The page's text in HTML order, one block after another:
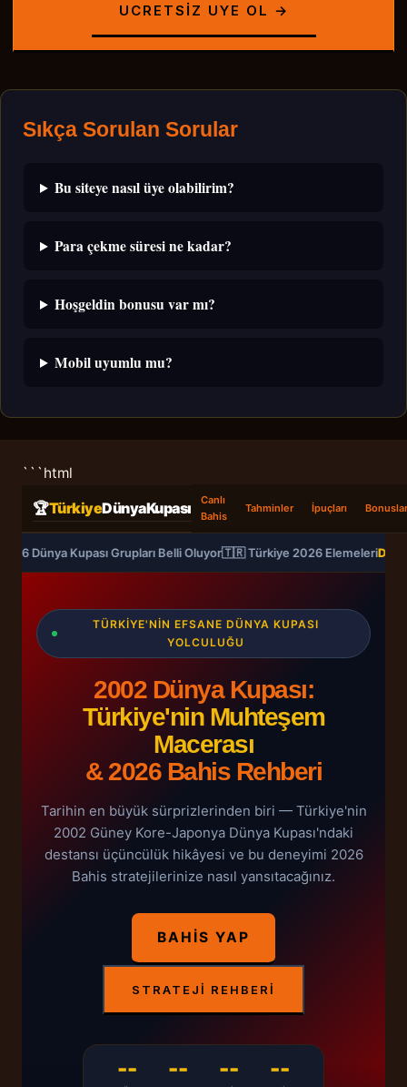
UCRETSIZ UYE OL →
Sıkça Sorulan Sorular
Bu siteye nasıl üye olabilirim?
Para çekme süresi ne kadar?
Hoşgeldin bonusu var mı?
Mobil uyumlu mu?
```html
🏆TürkiyeDünyaKupası
Canlı
Bahis
Tahminler İpuçları Bonuslar
Dünya Kupası Grupları Belli Oluyor🇹🇷 Türkiye 2026 Elemeleri
TÜRKIYE'NIN EFSANE DÜNYA KUPASI
YOLCULUĞU
2002 Dünya Kupası:
Türkiye'nin Muhteşem
Macerası
& 2026 Bahis Rehberi
Tarihin en büyük sürprizlerinden biri — Türkiye'nin
2002 Güney Kore-Japonya Dünya Kupası'ndaki
destansı üçüncülük hikâyesi ve bu deneyimi 2026
Bahis stratejilerinize nasıl yansıtacağınız.
BAHIS YAP
STRATEJI REHBERI
-- -- -- --